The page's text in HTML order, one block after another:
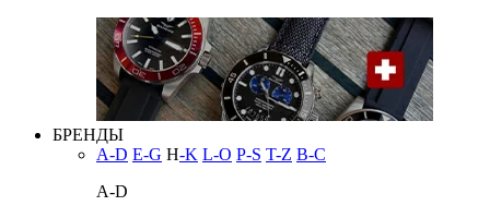
БРЕНДЫ
A-D E-G H-K L-O P-S T-Z В-С
A-D